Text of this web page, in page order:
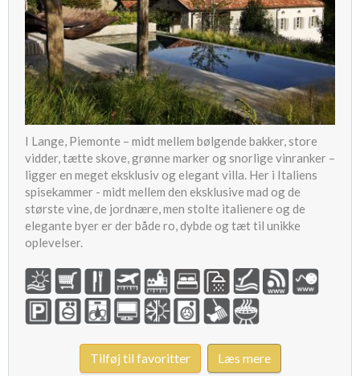
I Lange, Piemonte – midt mellem bølgende bakker, store
vidder, tætte skove, grønne marker og snorlige vinranker –
ligger en meget eksklusiv og elegant villa. Her i Italiens
spisekammer - midt mellem den eksklusive mad og de
største vine, de jordnære, men stolte italienere og de
elegante byer er der både ro, dybde og tæt til unikke
oplevelser.
Tilføj til favoritter Læs mere